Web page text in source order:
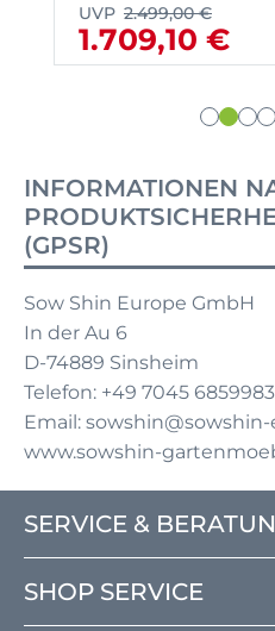
UVP 2.499,00 €
1.709,10 €
INFORMATIONEN
(GPSR)
Sow Shin Europe GmbH
In der Au 6
D-74889 Sinsheim
Telefon: +49 7045 6859983
Email:
www.sowshin-
SERVICE &
SHOP SERVICE